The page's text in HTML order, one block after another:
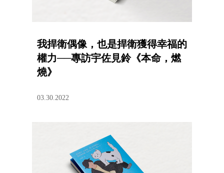
我捍衛偶像，也是捍衛獲得幸福的
權力──專訪宇佐見鈴《本命，燃
燒》
03.30.2022